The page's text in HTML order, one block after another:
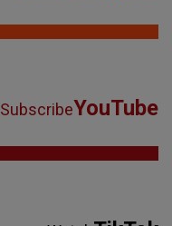
SubscribeYouTube